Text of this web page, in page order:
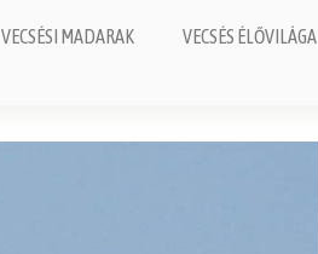
VECSÉSI MADARAK VECSÉS ÉLŐVILÁGA